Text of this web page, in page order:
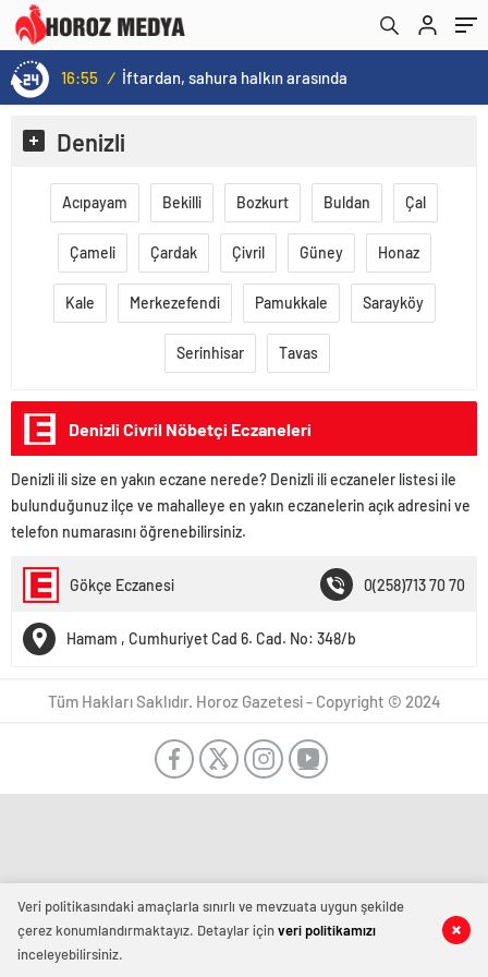
16:55 / İftardan, sahura halkın arasında
Denizli
Acıpayam Bekilli Bozkurt Buldan Çal
Çameli Çardak Çivril Güney Honaz
Kale Merkezefendi Pamukkale Sarayköy
Serinhisar Tavas
Denizli Civril Nöbetçi Eczaneleri
Denizli ili size en yakın eczane nerede? Denizli ili eczaneler listesi ile
bulunduğunuz ilçe ve mahalleye en yakın eczanelerin açık adresini ve
telefon numarasını öğrenebilirsiniz.
Gökçe Eczanesi 0(258)713 70 70
Hamam , Cumhuriyet Cad 6. Cad. No: 348/b
Tüm Hakları Saklıdır. Horoz Gazetesi - Copyright © 2024
Veri politikasındaki amaçlarla sınırlı ve mevzuata uygun şekilde
çerez konumlandırmaktayız. Detaylar içinveri politikamızı
inceleyebilirsiniz.